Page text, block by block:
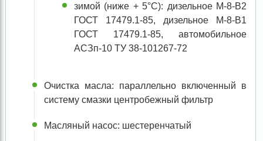
зимой (ниже + 5°С): дизельное М-8-В2
ГОСТ 17479.1-85, дизельное М-8-В1
ГОСТ 17479.1-85, автомобильное
АСЗп-10 ТУ 38-101267-72
Очистка масла: параллельно включенный в
систему смазки центробежный фильтр
Масляный насос: шестеренчатый